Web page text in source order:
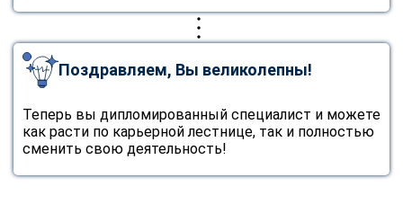
Поздравляем, Вы великолепны!
Теперь вы дипломированный специалист и можете
как расти по карьерной лестнице, так и полностью
сменить свою деятельность!